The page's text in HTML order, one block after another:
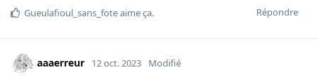
Répondre
Gueulafioul_sans_foteaime ça.
aaaerreur 12 oct. 2023 Modifié